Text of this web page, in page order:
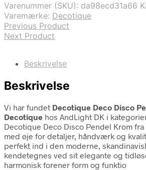
Varenummer (SKU): da98ecd31a66
Varemærke: Decotique
Previous Product
Next Product
Beskrivelse
Beskrivelse
Vi har fundet Decotique Deco Disco
Decotique hos AndLight DK i
Decotique Deco Disco Pendel Krom
med øje for detaljer, håndværk og
perfekt ind i den moderne,
kendetegnes ved sit elegante og
harmonisk forener form og funktio